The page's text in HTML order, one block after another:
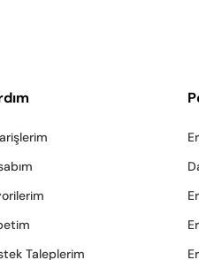
Taleplerim